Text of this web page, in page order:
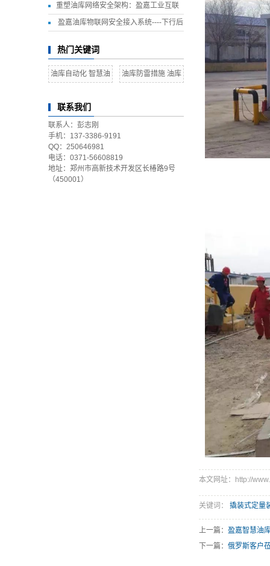
嘉石油工程技术有限公司全程参与建设
重塑油库网络安全架构：盈嘉工业互联
网接入与安全管理平台
盈嘉油库物联网安全接入系统----下行后
热门关键词
油库自动化 智慧油
油库防雷措施 油库
联系我们
联系人：彭志刚
手机：137-3386-9191
QQ：250646981
电话：0371-56608819
地址：郑州市高新技术开发区长椿路9号
（450001）
本文网址：http://
关键词： 撬装式定量
上一篇： 盈嘉智慧油
下一篇： 俄罗斯客户